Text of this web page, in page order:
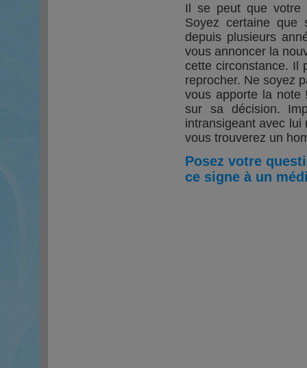
Il se peut que votre
Soyez certaine que
depuis plusieurs
vous annoncer la
cette circonstance. Il
reprocher. Ne soyez
vous apporte la note
sur sa décision.
intransigeant avec
vous trouverez un
Posez votre
ce signe à un